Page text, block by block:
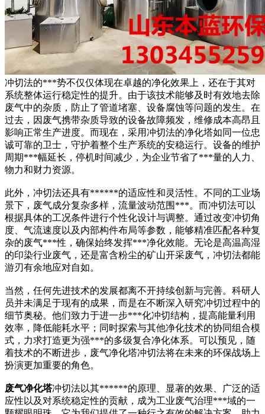
冲切法的***势不仅仅体现在卓越的净化效果上，还在于其对
系统整体运行稳定性的提升。由于该技术能够及时有效地去除
废气中的杂质，防止了管道堵塞、设备腐蚀等问题的发生。在
过去，因废气携带杂质导致的设备故障频发，维修成本高昂且
影响正常生产进度。而现在，采用冲切法的净化塔如同一位忠
诚可靠的卫士，守护着整个生产系统的安稳运行。设备的维护
周期***幅延长，停机时间减少，为企业节省了***量的人力、
物力和财力资源。
此外，冲切法还具有******的适应性和灵活性。不同的工业场
景下，废气成分复杂多样，流量波动范围***。而冲切法可以
根据具体的工况条件进行个性化设计与调整。通过改变冲切角
度、气流速度以及内部构件布局等参数，能够精准匹配各种复
杂的废气***性，确保始终发挥***净化效能。无论是高温高湿
的印染行业废气，还是富含粉尘的矿山开采废气，冲切法都能
游刃有余地应对自如。
当然，任何先进技术的发展都离不开持续创新与完善。科研人
员并未满足于现有的成果，而是在不断深入研究冲切过程中的
细节奥秘。他们致力于进一步***化冲切结构，提高能量利用
效率，降低能耗水平；同时探索与其他净化技术的协同组合模
式，力求打造更为强***的多级复合净化体系。可以预见，随
着技术的不断进步，废气净化塔冲切法将在未来的环保战场上
扮演更加重要的角色。
废气净化塔冲切法以其******的原理、显著的效果、广泛的适
应性以及对系统稳定性的贡献，成为工业废气治理***域的一